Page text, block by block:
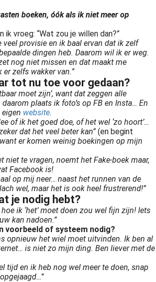
boeken, óók als ik niet meer op
vroeg: “Wat zou je willen dan?”
veel provisie en ik baal ervan dat ik zelf
dingen heb. Daarom wil ik er weg.
nog niet missen en dat maakt me
er zelfs wakker van.”
tot nu toe voor gedaan?
moet zijn’, want dat zeggen alle
plaats ik foto’s op FB en Insta… En
website.
of ik het goed doe, of het wel ‘zo hoort’…
dat het veel beter kan” (en begint
want er komen weinig boekingen op mijn
niet te vragen, noemt het Fake-boek maar,
Facebook is!
op mij neer… naast het runnen van de
wel, maar het is ook heel frustrerend!”
je nodig hebt?
ik ‘het’ moet doen zou wel fijn zijn! Iets
kan nadoen.”
voorbeeld of systeem nodig?
opnieuw het wiel moet uitvinden. Ik ben al
is niet zo mijn ding. Ben liever met de
tijd en ik heb nog wel meer te doen, snap